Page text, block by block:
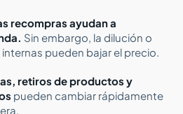
recompras ayudan a
Sin embargo, la dilución o
pueden bajar el precio.
retiros de productos y
pueden cambiar rápidamente